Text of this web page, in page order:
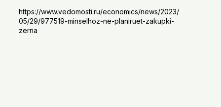
https://www.vedomosti.ru/economics/news/2023/
05/29/977519-minselhoz-ne-planiruet-zakupki-
zerna